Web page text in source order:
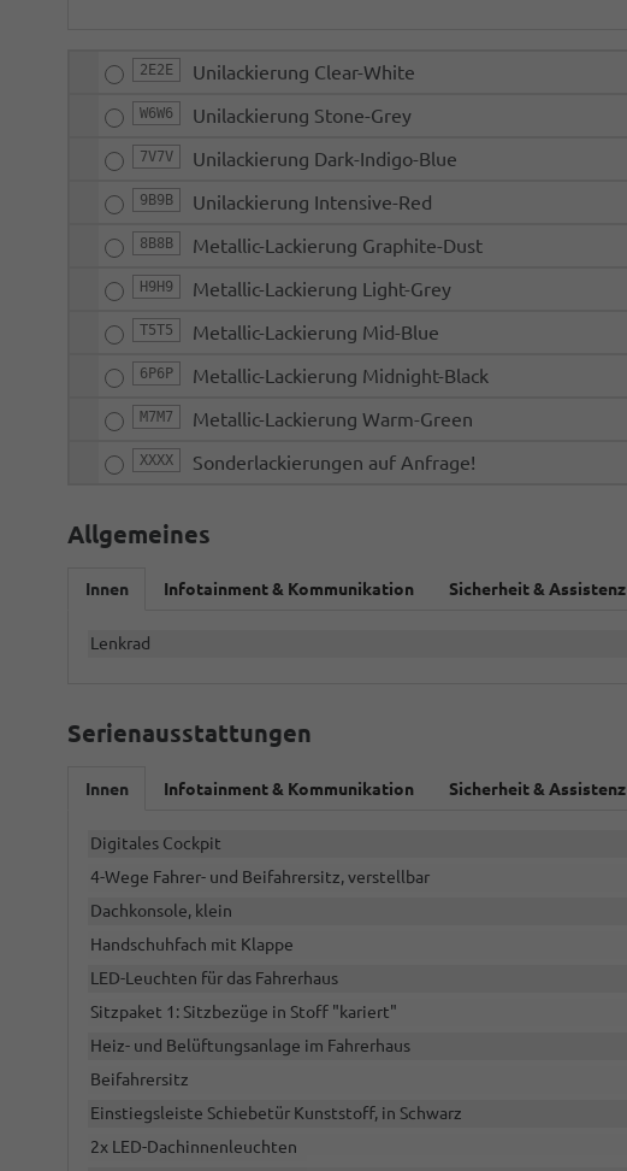
2E2E Unilackierung Clear-White
W6W6 Unilackierung Stone-Grey
7V7V Unilackierung Dark-Indigo-Blue
9B9B Unilackierung Intensive-Red
8B8B Metallic-Lackierung Graphite-Dust
H9H9 Metallic-Lackierung Light-Grey
T5T5 Metallic-Lackierung Mid-Blue
6P6P Metallic-Lackierung Midnight-Black
M7M7 Metallic-Lackierung Warm-Green
XXXX Sonderlackierungen auf Anfrage!
Allgemeines
Innen Infotainment & Kommunikation Sicherheit & Assistenz
Lenkrad
Serienausstattungen
Innen Infotainment & Kommunikation Sicherheit & Assistenz
Digitales Cockpit
4-Wege Fahrer- und Beifahrersitz, verstellbar
Dachkonsole, klein
Handschuhfach mit Klappe
LED-Leuchten für das Fahrerhaus
Sitzpaket 1: Sitzbezüge in Stoff "kariert"
Heiz- und Belüftungsanlage im Fahrerhaus
Beifahrersitz
Einstiegsleiste Schiebetür Kunststoff, in Schwarz
2x LED-Dachinnenleuchten